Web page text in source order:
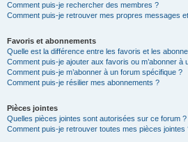
Comment puis-je rechercher des membres ?
Comment puis-je retrouver mes propres messages
Favoris et abonnements
Quelle est la différence entre les favoris et les
Comment puis-je ajouter aux favoris ou m’abonner à
Comment puis-je m’abonner à un forum spécifique ?
Comment puis-je résilier mes abonnements ?
Pièces jointes
Quelles pièces jointes sont autorisées sur ce forum ?
Comment puis-je retrouver toutes mes pièces jointes